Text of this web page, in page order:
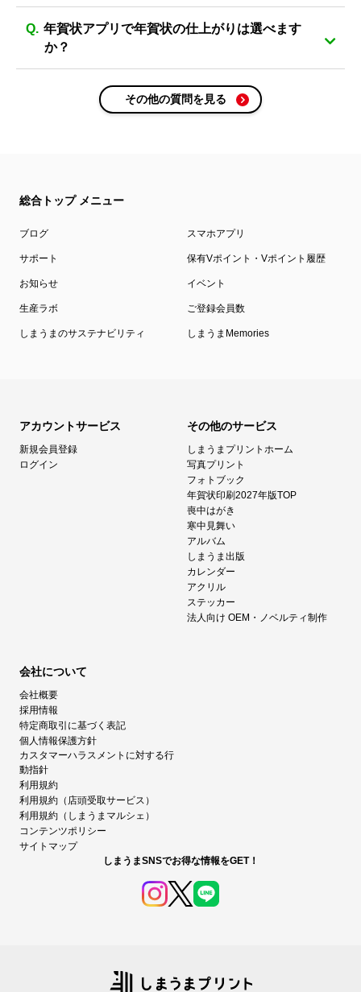
年賀状アプリで年賀状の仕上がりは選べます
か？
その他の質問を見る
総合トップ メニュー
ブログ スマホアプリ
サポート 保有Vポイント・Vポイント履歴
お知らせ イベント
生産ラボ ご登録会員数
しまうまのサステナビリティ しまうまMemories
アカウントサービス
新規会員登録
ログイン
その他のサービス
しまうまプリントホーム
写真プリント
フォトブック
年賀状印刷2027年版TOP
喪中はがき
寒中見舞い
アルバム
しまうま出版
カレンダー
アクリル
ステッカー
法人向け OEM・ノベルティ制作
会社について
会社概要
採用情報
特定商取引に基づく表記
個人情報保護方針
カスタマーハラスメントに対する行
動指針
利用規約
利用規約（店頭受取サービス）
利用規約（しまうまマルシェ）
コンテンツポリシー
サイトマップ
しまうまSNSでお得な情報をGET！